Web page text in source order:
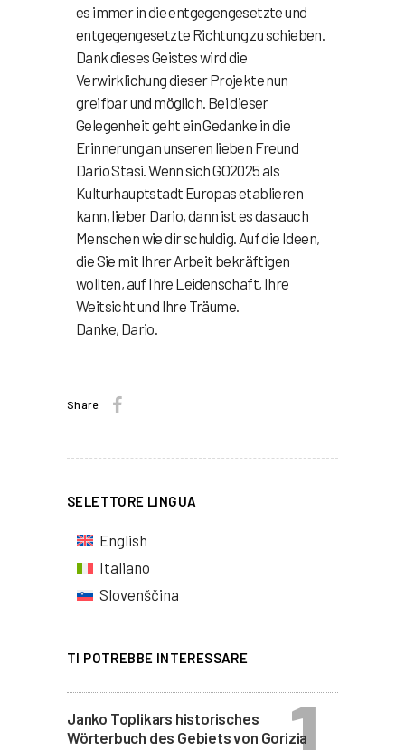
es immer in die entgegengesetzte und
entgegengesetzte Richtung zu schieben.
Dank dieses Geistes wird die
Verwirklichung dieser Projekte nun
greifbar und möglich. Bei dieser
Gelegenheit geht ein Gedanke in die
Erinnerung an unseren lieben Freund
Dario Stasi. Wenn sich GO2025 als
Kulturhauptstadt Europas etablieren
kann, lieber Dario, dann ist es das auch
Menschen wie dir schuldig. Auf die Ideen,
die Sie mit Ihrer Arbeit bekräftigen
wollten, auf Ihre Leidenschaft, Ihre
Weitsicht und Ihre Träume.
Danke, Dario.
Share:
SELETTORE LINGUA
English
Italiano
Slovenščina
TI POTREBBE INTERESSARE
Janko Toplikars historisches
Wörterbuch des Gebiets von Gorizia